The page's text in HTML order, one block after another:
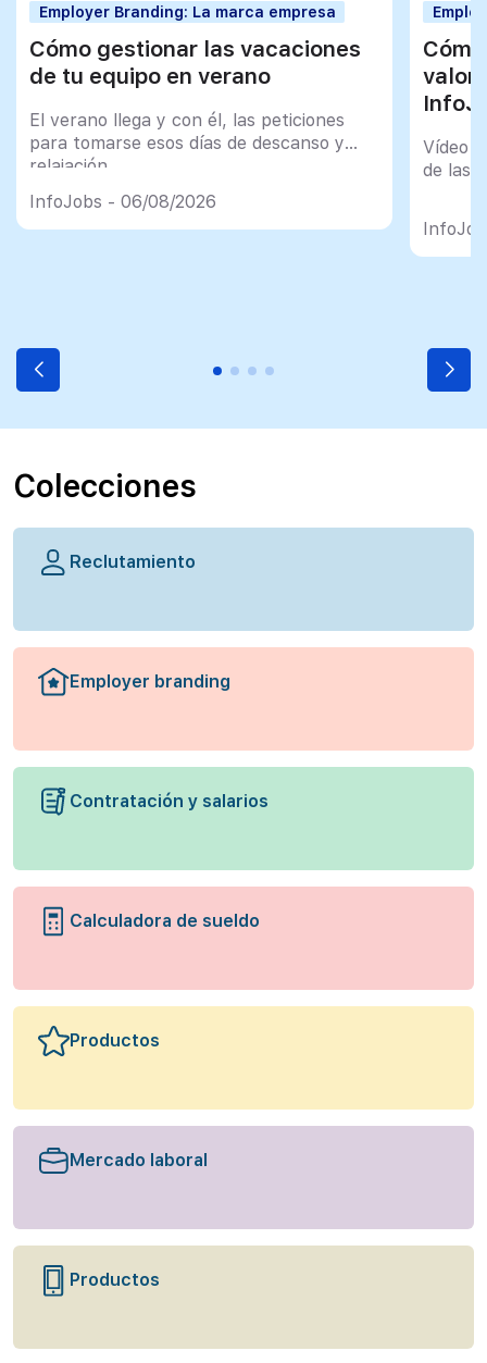
Employer Branding: La marca empresa
Cómo gestionar las vacaciones
de tu equipo en verano
El verano llega y con él, las peticiones
para tomarse esos días de descanso y
relajación
InfoJobs - 06/08/2026
Vídeo
de las
Colecciones
Reclutamiento
Employer branding
Contratación y salarios
Calculadora de sueldo
Productos
Mercado laboral
Productos